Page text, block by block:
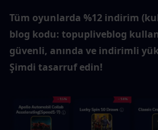
Tüm oyunlarda %12 indirim
blog kodu: topupliveblog
güvenli, anında ve indirimli
Şimdi tasarruf edin!